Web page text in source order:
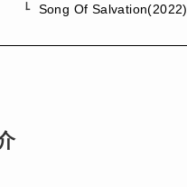
Song Of Salvation(2022)